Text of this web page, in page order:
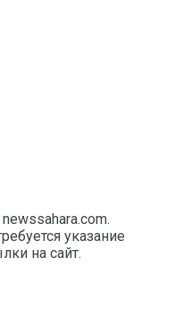
указание
на сайт.